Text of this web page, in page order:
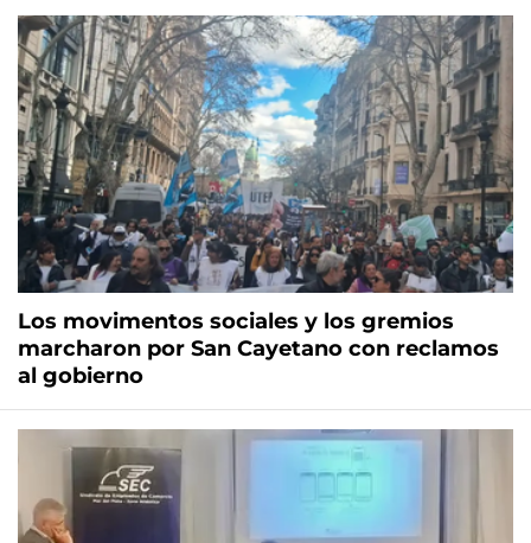
Los movimentos sociales y los gremios
marcharon por San Cayetano con reclamos
al gobierno